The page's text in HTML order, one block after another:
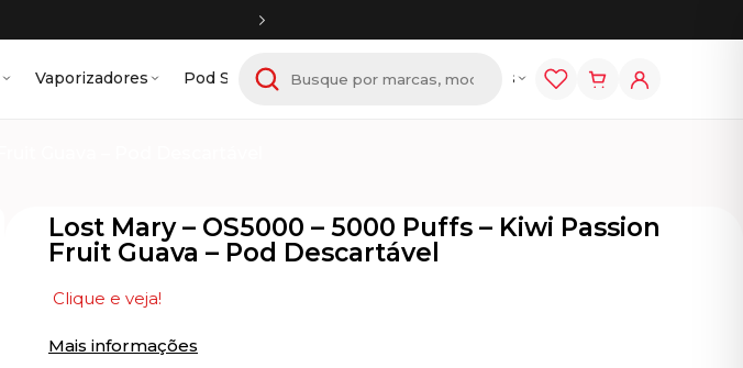
Vaporizadores Pod System E-líquidos Acessórios
Lost Mary – OS5000 – 5000 Puffs – Kiwi Passion
Fruit Guava – Pod Descartável
Clique e veja!
Mais informações